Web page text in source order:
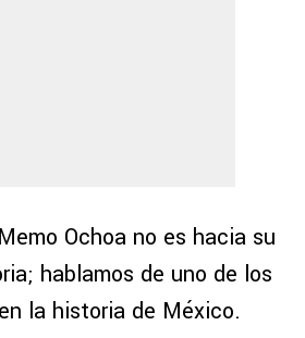
Ochoa no es hacia su
hablamos de uno de los
la historia de México.